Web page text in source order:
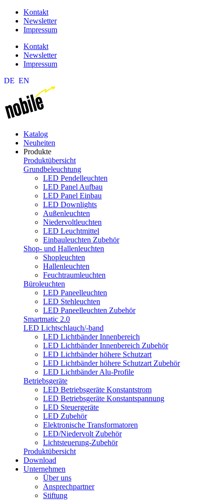
Kontakt
Newsletter
Impressum
Kontakt
Newsletter
Impressum
DE EN
Katalog
Neuheiten
Produkte
Produktübersicht
Grundbeleuchtung
LED Pendelleuchten
LED Panel Aufbau
LED Panel Einbau
LED Downlights
Außenleuchten
Niedervoltleuchten
LED Leuchtmittel
Einbauleuchten Zubehör
Shop- und Hallenleuchten
Shopleuchten
Hallenleuchten
Feuchtraumleuchten
Büroleuchten
LED Paneelleuchten
LED Stehleuchten
LED Paneelleuchten Zubehör
Smartmatic 2.0
LED Lichtschlauch/-band
LED Lichtbänder Innenbereich
LED Lichtbänder Innenbereich Zubehör
LED Lichtbänder höhere Schutzart
LED Lichtbänder höhere Schutzart Zubehör
LED Lichtbänder Alu-Profile
Betriebsgeräte
LED Betriebsgeräte Konstantstrom
LED Betriebsgeräte Konstantspannung
LED Steuergeräte
LED Zubehör
Elektronische Transformatoren
LED/Niedervolt Zubehör
Lichtsteuerung-Zubehör
Produktübersicht
Download
Unternehmen
Über uns
Ansprechpartner
Stiftung